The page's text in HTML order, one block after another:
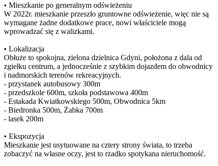
• Mieszkanie po generalnym odświeżeniu
W 2022r. mieszkanie przeszło gruntowne odświeżenie, więc nie są
wymagane żadne dodatkowe prace, nowi właściciele mogą
wprowadzać się z walizkami.
• Lokalizacja
Obłuże to spokojna, zielona dzielnica Gdyni, położona z dala od
zgiełku centrum, a jednocześnie z szybkim dojazdem do obwodnicy
i nadmorskich terenów rekreacyjnych.
- przystanek autobusowy 300m
- przedszkole 600m, szkoła podstawowa 400m
- Estakada Kwiatkowskiego 500m, Obwodnica 5km
- Biedronka 500m, Żabka 700m
- lasek 200m
• Ekspozycja
Mieszkanie jest usytuowane na cztery strony świata, to trzeba
zobaczyć na własne oczy, jest to rzadko spotykana nieruchomość.